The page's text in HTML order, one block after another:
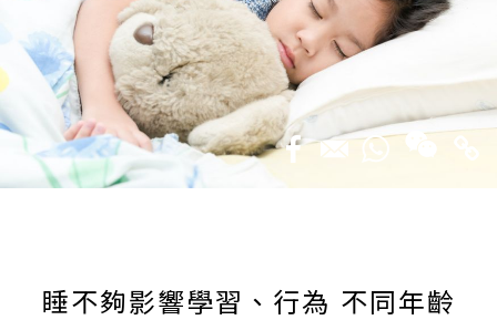
睡不夠影響學習、行為 不同年齡